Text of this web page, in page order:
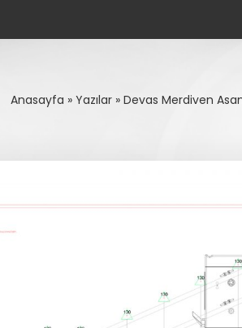
Anasayfa » Yazılar» Devas Merdiven